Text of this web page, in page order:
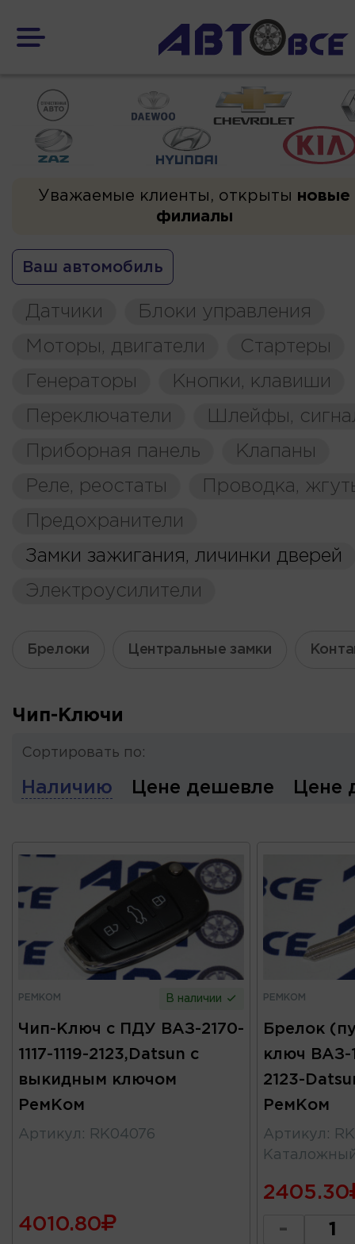
Уважаемые клиенты, открыты новые
филиалы
Ваш автомобиль
Датчики
Блоки управления
Моторы, двигатели
Стартеры
Генераторы
Кнопки, клавиши
Переключатели
Шлейфы,
Приборная панель
Клапаны
Реле, реостаты
Проводка,
Предохранители
Замки зажигания, личинки дверей
Электроусилители
Брелоки Центральные замки
Чип-Ключи
Сортировать по:
Наличию Цене дешевле Цене
РЕМКОМ В наличии
Чип-Ключ с ПДУ ВАЗ-2170-
1117-1119-2123,Datsun с
выкидным ключом
РемКом
Артикул : RK04076
4010.80
РЕМКОМ
Брелок
ключ ВАЗ-
2123-
РемКом
Артикул :
2405.30
-